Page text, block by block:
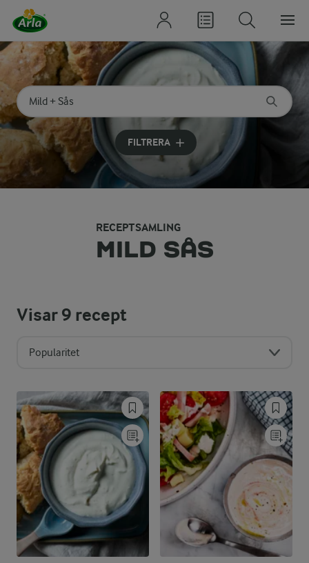
Sök på kategori eller ingrediens
Skriv in sökord för att få förslag
FILTRERA
RECEPTSAMLING
MILD SÅS
Visar9 recept
Popularitet